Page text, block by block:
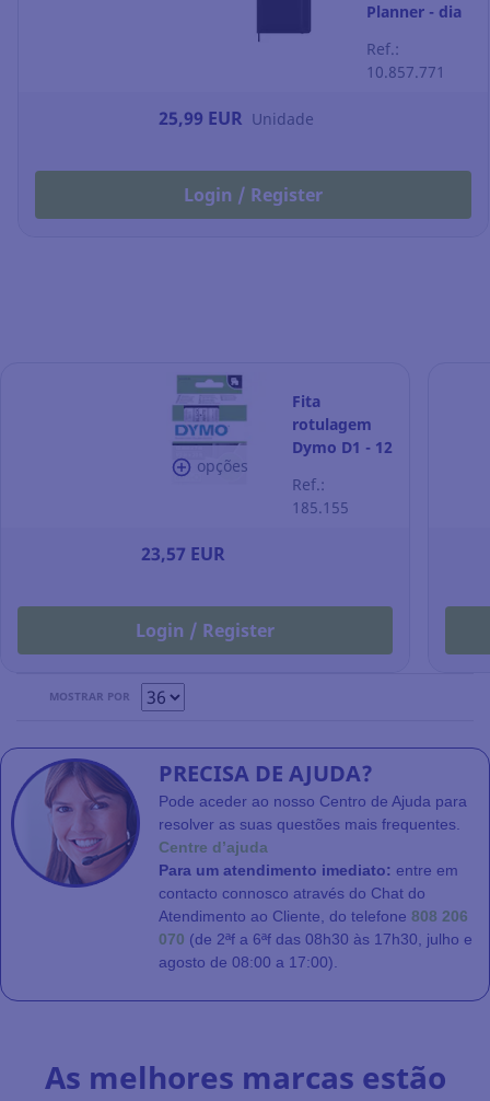
Planner - dia
130 x 210 mm
- preto
Ref.:
10.857.771
25,99 EUR Unidade
Login / Register
opções
Fita
rotulagem
Dymo D1 - 12
poliéster -
texto
Ref.:
185.155
23,57 EUR
Login / Register
MOSTRAR POR
PRECISA DE AJUDA?
Pode aceder ao nosso Centro de Ajuda para
resolver as suas questões mais frequentes.
Centre d’ajuda
Para um atendimento imediato: entre em
contacto connosco através do Chat do
Atendimento ao Cliente, do telefone 808 206
070 (de 2ªf a 6ªf das 08h30 às 17h30, julho e
agosto de 08:00 a 17:00).
As melhores marcas estão